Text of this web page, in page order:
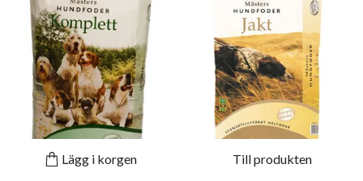
Lägg i korgen Till produkten